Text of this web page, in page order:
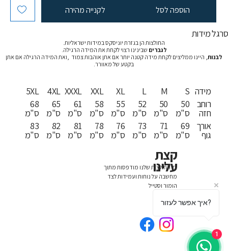
הוספה לסל לקנייה מהירה
סרגל מידות
החולצות הן בגזרת יוניסקס במידות ישראליות.
לגברים שבינינו רצוי לקחת את המידה הרגילה.
לבנות, היינו ממליצים לקחת מידה קטנה יותר אם אתן אוהבות צמוד ,ואת המידה הרגילה אם אתן
בקטע של מאוורר.
5XL
68
ס"מ
83
ס"מ
4XL
65
ס"מ
82
ס"מ
XXXL
61
ס"מ
81
ס"מ
XXL
58
ס"מ
78
ס"מ
XL
55
ס"מ
76
ס"מ
L
52
ס"מ
73
ס"מ
M
50
ס"מ
71
ס"מ
S
50
ס"מ
69
ס"מ
מידה
רוחב
חזה
אורך
גוף
כל החולצות שלנו מודפסות מתוך
מחשבה על נוחות ועמידות לצד
הומור וסטייל
קצת
עלינו
איך אפשר לעזור?
1